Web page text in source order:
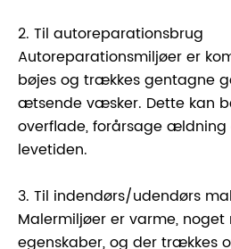
2. Til autoreparationsbrug
Autoreparationsmiljøer er
bøjes og trækkes gentagne
ætsende væsker. Dette kan
overflade, forårsage ældning
levetiden.
3. Til indendørs/udendørs
Malermiljøer er varme,
egenskaber, og der trækkes